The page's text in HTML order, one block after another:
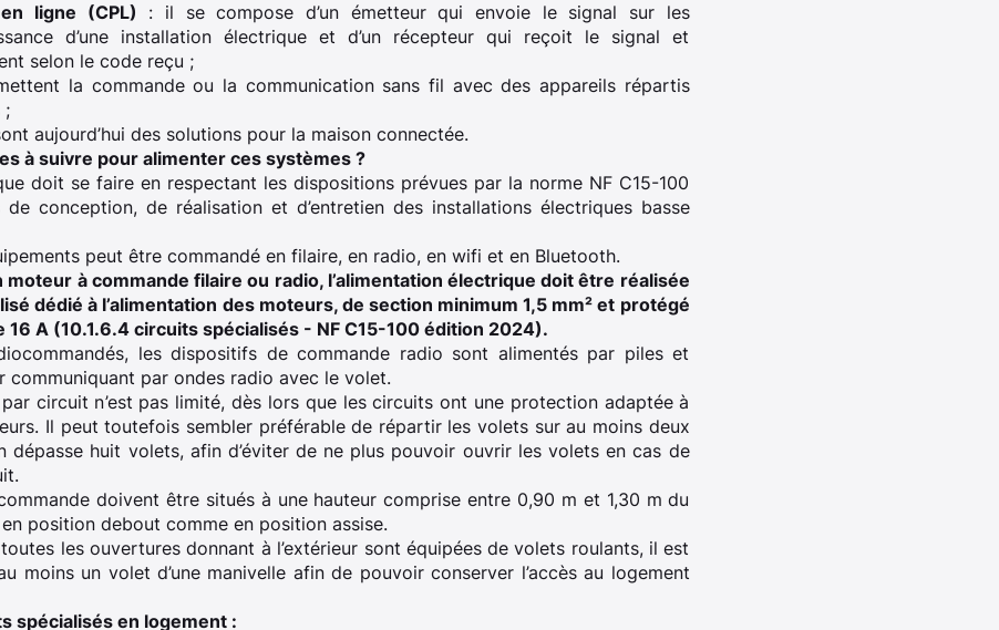
ligne (CPL) : il se compose d’un émetteur qui envoie le signal sur les
d’une installation électrique et d’un récepteur qui reçoit le signal et
selon le code reçu ;
la commande ou la communication sans fil avec des appareils répartis
;
aujourd’hui des solutions pour la maison connectée.
à suivre pour alimenter ces systèmes ?
doit se faire en respectant les dispositions prévues par la norme NF C15-100
conception, de réalisation et d’entretien des installations électriques basse
peut être commandé en filaire, en radio, en wifi et en Bluetooth.
moteur à commande filaire ou radio, l’alimentation électrique doit être réalisée
dédié à l’alimentation des moteurs, de section minimum 1,5 mm² et protégé
16 A (10.1.6.4 circuits spécialisés - NF C15-100 édition 2024).
les dispositifs de commande radio sont alimentés par piles et
communiquant par ondes radio avec le volet.
circuit n’est pas limité, dès lors que les circuits ont une protection adaptée à
Il peut toutefois sembler préférable de répartir les volets sur au moins deux
dépasse huit volets, afin d’éviter de ne plus pouvoir ouvrir les volets en cas de
doivent être situés à une hauteur comprise entre 0,90 m et 1,30 m du
position debout comme en position assise.
les ouvertures donnant à l’extérieur sont équipées de volets roulants, il est
moins un volet d’une manivelle afin de pouvoir conserver l’accès au logement
spécialisés en logement :